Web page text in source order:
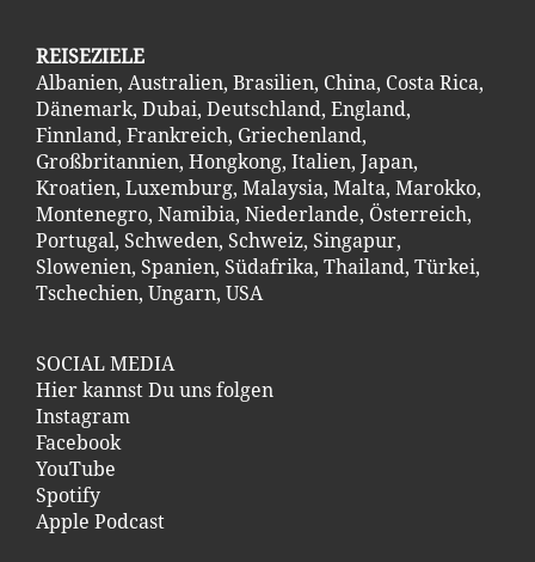
REISEZIELE
Albanien, Australien, Brasilien, China, Costa Rica,
Dänemark, Dubai, Deutschland, England,
Finnland, Frankreich, Griechenland,
Großbritannien, Hongkong, Italien, Japan,
Kroatien, Luxemburg, Malaysia, Malta, Marokko,
Montenegro, Namibia, Niederlande, Österreich,
Portugal, Schweden, Schweiz, Singapur,
Slowenien, Spanien, Südafrika, Thailand, Türkei,
Tschechien, Ungarn, USA
SOCIAL MEDIA
Hier kannst Du uns folgen
Instagram
Facebook
YouTube
Spotify
Apple Podcast